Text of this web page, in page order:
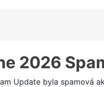
2026
Update byla spamová